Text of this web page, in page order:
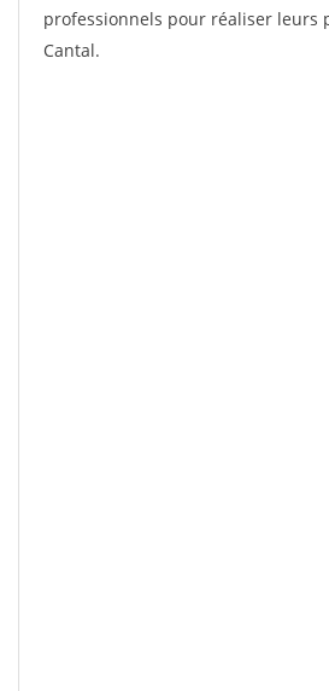
professionnels pour réaliser leurs
Cantal.